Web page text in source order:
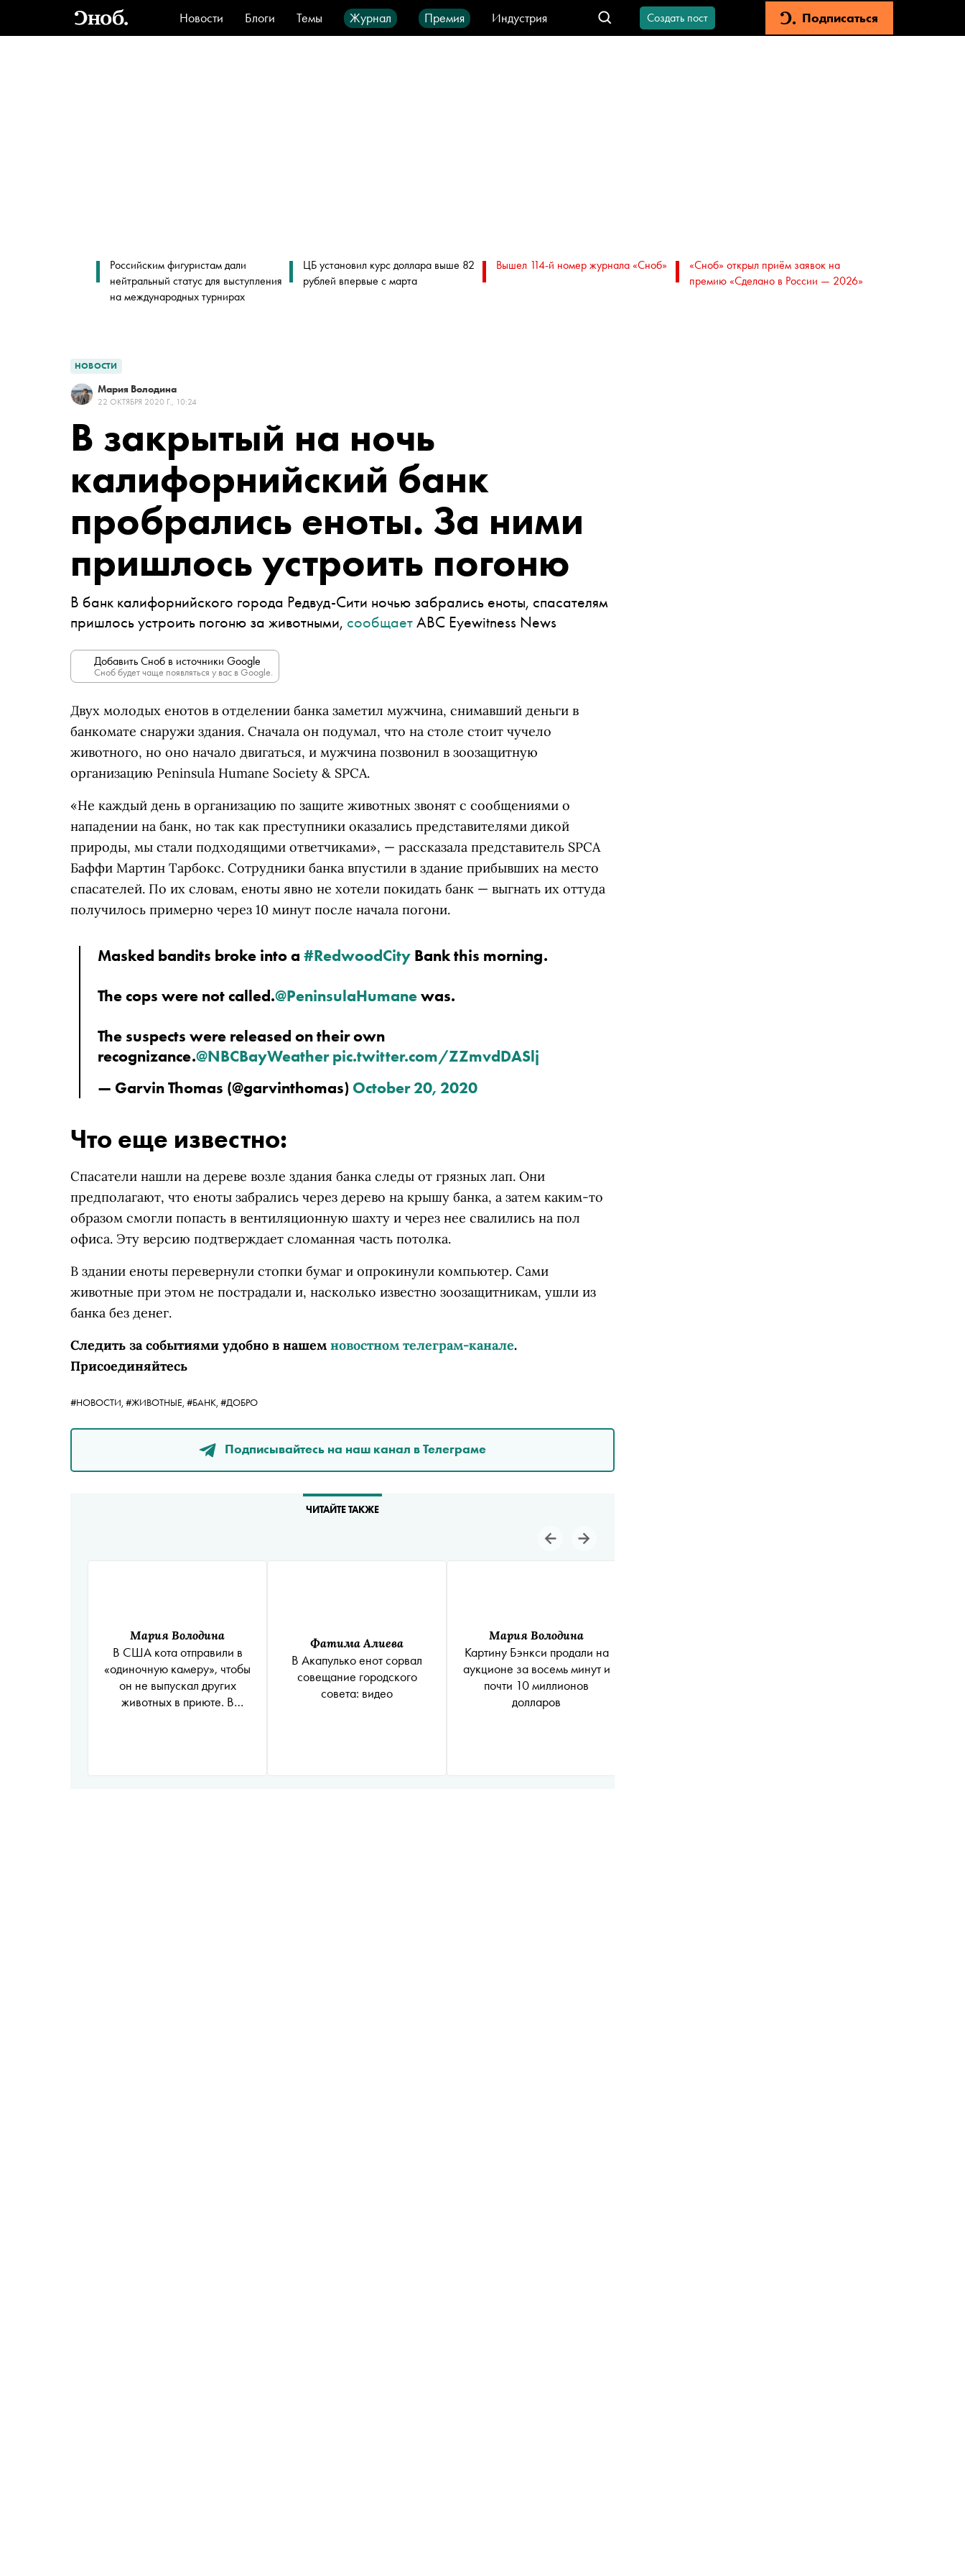
Новости Блоги Темы Журнал Премия
Индустрия
Стиль
Видео Город IT-продукты
Создать пост Подписаться
Российским фигуристам дали
нейтральный статус для выступления
на международных турнирах
ЦБ установил курс доллара выше 82
рублей впервые с марта
Вышел 114-й номер журнала «Сноб»
«Сноб» открыл приём заявок на
премию «Сделано в России — 2026»
НОВОСТИ
Мария Володина
22 ОКТЯБРЯ 2020 Г., 10:24
В закрытый на ночь
калифорнийский банк
пробрались еноты. За ними
пришлось устроить погоню
В банк калифорнийского города Редвуд-Сити ночью забрались еноты, спасателям
пришлось устроить погоню за животными, сообщаетABC Eyewitness News
Добавить Сноб в источники Google
Сноб будет чаще появляться у вас в Google.
Двух молодых енотов в отделении банка заметил мужчина, снимавший деньги в
банкомате снаружи здания. Сначала он подумал, что на столе стоит чучело
животного, но оно начало двигаться, и мужчина позвонил в зоозащитную
организацию Peninsula Humane Society & SPCA.
«Не каждый день в организацию по защите животных звонят с сообщениями о
нападении на банк, но так как преступники оказались представителями дикой
природы, мы стали подходящими ответчиками», — рассказала представитель SPCA
Баффи Мартин Тарбокс. Сотрудники банка впустили в здание прибывших на место
спасателей. По их словам, еноты явно не хотели покидать банк — выгнать их оттуда
получилось примерно через 10 минут после начала погони.
Masked bandits broke into a #RedwoodCity Bank this morning.
The cops were not called.@PeninsulaHumanewas.
The suspects were released on their own
recognizance.@NBCBayWeather pic.twitter.com/ZZmvdDASlj
— Garvin Thomas (@garvinthomas) October 20, 2020
Что еще известно:
Спасатели нашли на дереве возле здания банка следы от грязных лап. Они
предполагают, что еноты забрались через дерево на крышу банка, а затем каким-то
образом смогли попасть в вентиляционную шахту и через нее свалились на пол
офиса. Эту версию подтверждает сломанная часть потолка.
В здании еноты перевернули стопки бумаг и опрокинули компьютер. Сами
животные при этом не пострадали и, насколько известно зоозащитникам, ушли из
банка без денег.
Следить за событиями удобно в нашем новостном телеграм-канале.
Присоединяйтесь
#НОВОСТИ, #ЖИВОТНЫЕ, #БАНК, #ДОБРО
Подписывайтесь на наш канал в Телеграме
ЧИТАЙТЕ ТАКЖЕ
Мария Володина
В США кота отправили в
«одиночную камеру», чтобы
он не выпускал других
животных в приюте. В
Фатима Алиева
В Акапулько енот сорвал
совещание городского
совета: видео
Мария Володина
Картину Бэнкси продали на
аукционе за восемь минут и
почти 10 миллионов
долларов